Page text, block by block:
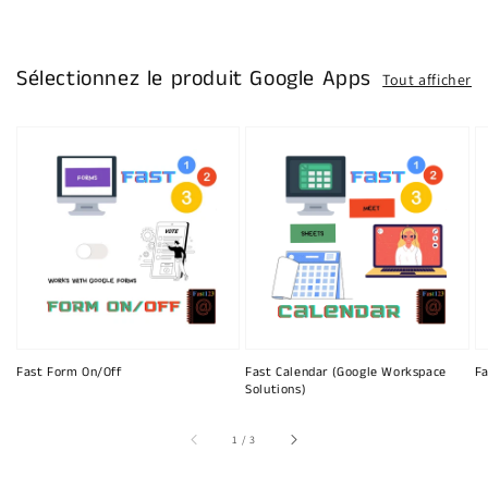
Sélectionnez le produit Google Apps Tout afficher
Fast Form On/Off
Fast Calendar (Google Workspace
Solutions)
1 /sur
3